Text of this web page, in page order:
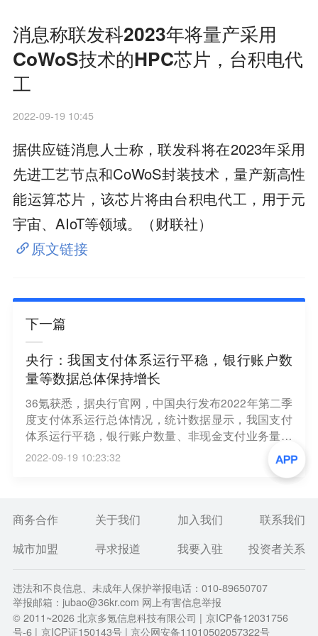
消息称联发科2023年将量产采用
CoWoS技术的HPC芯片，台积电代
工
2022-09-19 10:45
据供应链消息人士称，联发科将在2023年采用
先进工艺节点和CoWoS封装技术，量产新高性
能运算芯片，该芯片将由台积电代工，用于元
宇宙、AIoT等领域。（财联社）
原文链接
下一篇
央行：我国支付体系运行平稳，银行账户数
量等数据总体保持增长
36氪获悉，据央行官网，中国央行发布2022年第二季
度支付体系运行总体情况，统计数据显示，我国支付
体系运行平稳，银行账户数量、非现金支付业务量、
支付系统业务量等数据总体保持增长。截至二季度
末，全国共开立银行账户139.74亿户，环比增长0.4
8%。二季度，全国银行共办理非现金支付业务1104.5
7.86%。
2022-09-19 10:23:32
商务合作 关于我们 加入我们
联系我们
城市加盟
寻求报道 我要入驻 投资者关系
违法和不良信息、未成年人保护举报电话：010-89650707
举报邮箱：jubao@36kr.com 网上有害信息举报
© 2011~2026北京多氪信息科技有限公司 | 京ICP备12031756
号-6 | 京ICP证150143号 | 京公网安备11010502057322号